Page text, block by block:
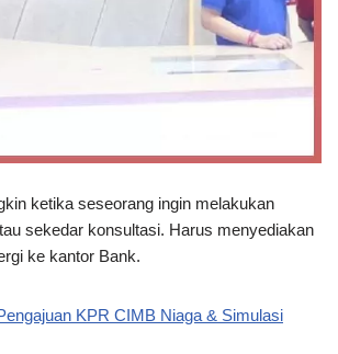
ketika seseorang ingin melakukan
sekedar konsultasi. Harus menyediakan
ke kantor Bank.
KPR CIMB Niaga & Simulasi